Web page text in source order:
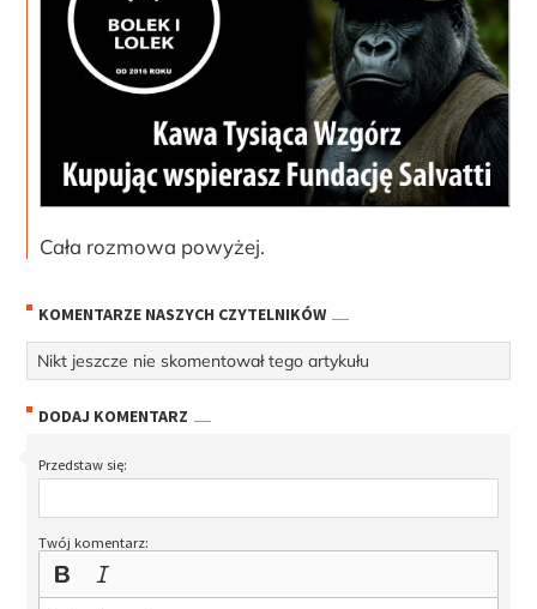
Cała rozmowa powyżej.
KOMENTARZE NASZYCH CZYTELNIKÓW
Nikt jeszcze nie skomentował tego artykułu
DODAJ KOMENTARZ
Przedstaw się:
Twój komentarz: